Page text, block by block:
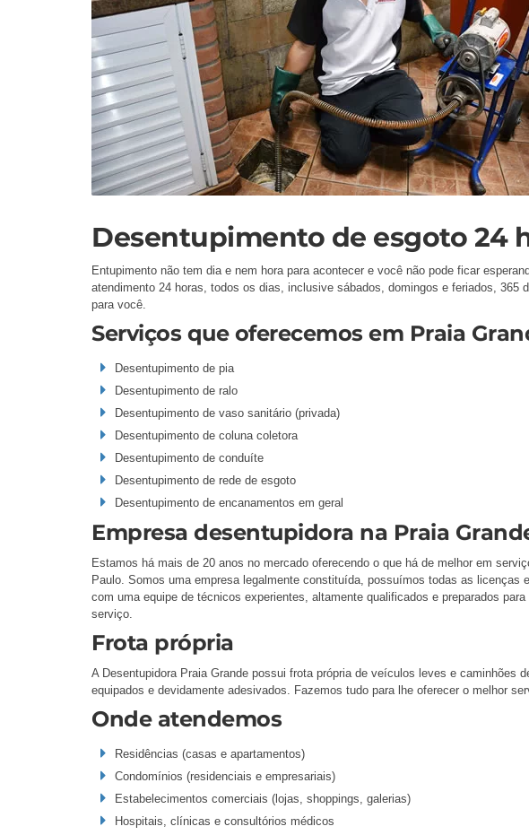
Desentupimento de esgoto 24
Entupimento não tem dia e nem hora para acontecer e você não pode ficar
atendimento 24 horas, todos os dias, inclusive sábados, domingos e feriados, 365
para você.
Serviços que oferecemos em Praia
Desentupimento de pia
Desentupimento de ralo
Desentupimento de vaso sanitário (privada)
Desentupimento de coluna coletora
Desentupimento de conduíte
Desentupimento de rede de esgoto
Desentupimento de encanamentos em geral
Empresa desentupidora na Praia
Estamos há mais de 20 anos no mercado oferecendo o que há de melhor em
Paulo. Somos uma empresa legalmente constituída, possuímos todas as licenças
com uma equipe de técnicos experientes, altamente qualificados e preparados
serviço.
Frota própria
A Desentupidora Praia Grande possui frota própria de veículos leves e caminhões
equipados e devidamente adesivados. Fazemos tudo para lhe oferecer o melhor
Onde atendemos
Residências (casas e apartamentos)
Condomínios (residenciais e empresariais)
Estabelecimentos comerciais (lojas, shoppings, galerias)
Hospitais, clínicas e consultórios médicos